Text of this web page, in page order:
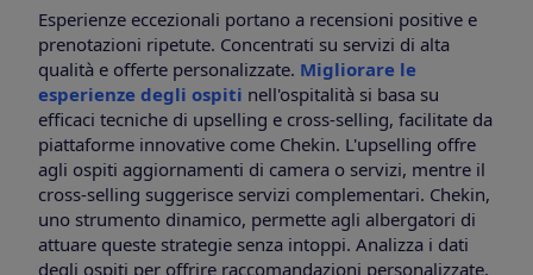
Esperienze eccezionali portano a recensioni positive e
prenotazioni ripetute. Concentrati su servizi di alta
qualità e offerte personalizzate. Migliorare le
esperienze degli ospiti nell'ospitalità si basa su
efficaci tecniche di upselling e cross-selling, facilitate da
piattaforme innovative come Chekin. L'upselling offre
agli ospiti aggiornamenti di camera o servizi, mentre il
cross-selling suggerisce servizi complementari. Chekin,
uno strumento dinamico, permette agli albergatori di
attuare queste strategie senza intoppi. Analizza i dati
degli ospiti per offrire raccomandazioni personalizzate,